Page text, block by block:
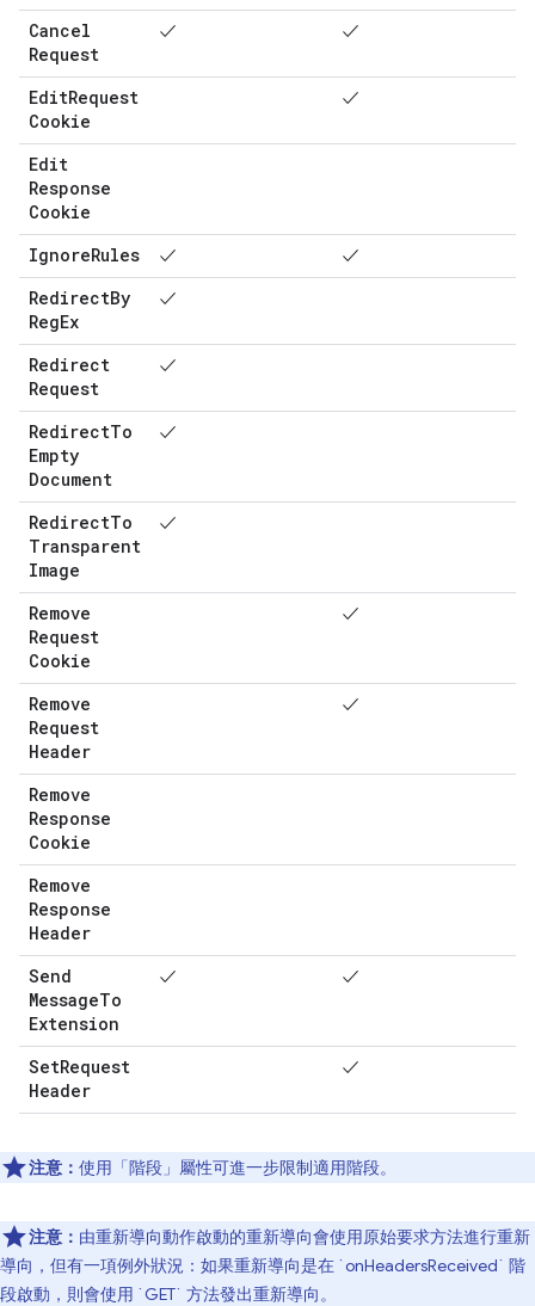
Cancel
Request
✓ ✓
EditRequest
Cookie
✓
Edit
Response
Cookie
IgnoreRules ✓ ✓
RedirectBy
RegEx
✓
Redirect
Request
✓
RedirectTo
Empty
Document
✓
RedirectTo
Transparent
Image
✓
Remove
Request
Cookie
✓
Remove
Request
Header
✓
Remove
Response
Cookie
Remove
Response
Header
Send
MessageTo
Extension
✓ ✓
SetRequest
Header
✓
注意： 使用「階段」屬性可進一步限制適用階段。
注意： 由重新導向動作啟動的重新導向會使用原始要求方法進行重新
導向，但有一項例外狀況：如果重新導向是在 `onHeadersReceived` 階
段啟動，則會使用 `GET` 方法發出重新導向。